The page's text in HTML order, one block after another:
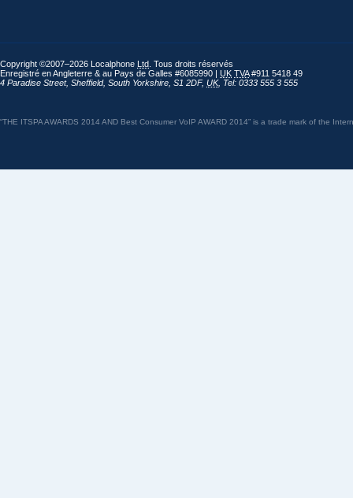
Copyright ©2007–2026 Localphone Ltd . Tous droits réservés
Enregistré en Angleterre & au Pays de Galles #6085990 | UK TVA#911 5418 49
4 Paradise Street, Sheffield, South Yorkshire S1 2DF, UK, Tel: 0333 555 3 555
“THE ITSPA AWARDS 2014 AND Best Consumer VoIP AWARD 2014” is a trade mark of the